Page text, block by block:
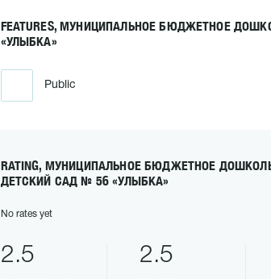
FEATURES, МУНИЦИПАЛЬНОЕ БЮДЖЕТНОЕ
«УЛЫБКА»
Public
RATING, МУНИЦИПАЛЬНОЕ БЮДЖЕТНОЕ
ДЕТСКИЙ САД № 56 «УЛЫБКА»
No rates yet
2.5 2.5